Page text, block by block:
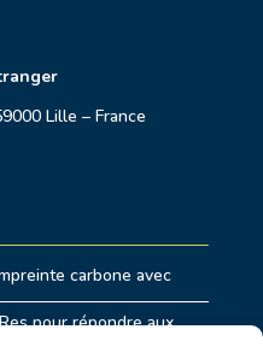
Lille – France
carbone avec
pour répondre aux